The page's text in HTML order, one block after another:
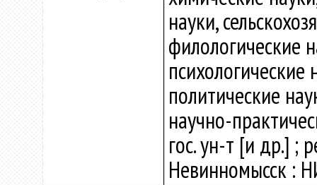
науки,
филологические
психологические
политические
научно-
гос. ун-т [и др.] ;
Невинномысск :